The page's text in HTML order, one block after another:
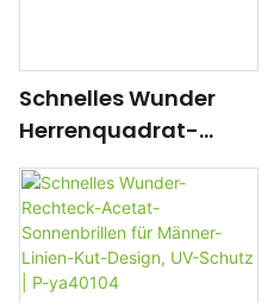
Schnelles Wunder
Herrenquadrat-
Objektiv Acetat
Sonnenbrille mit UV-
Schutz P-ya40106